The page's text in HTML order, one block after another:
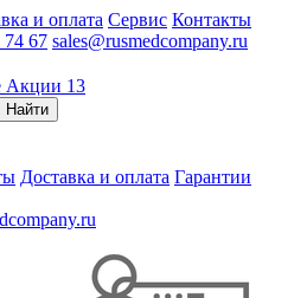
и оплата Сервис Контакты
74 67 sales@rusmedcompany.ru
Акции 13
Найти
Доставка и оплата Гарантии